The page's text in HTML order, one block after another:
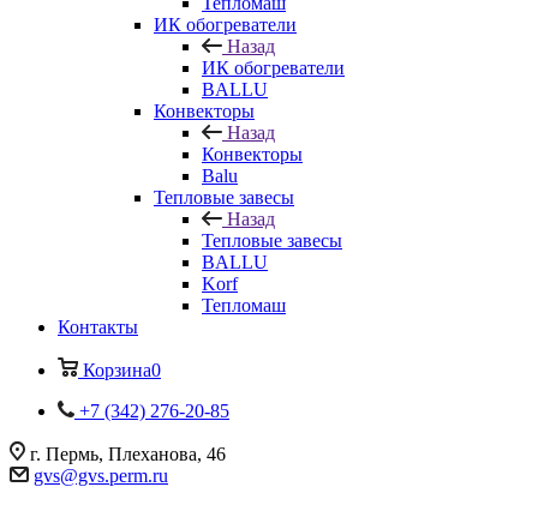
ИК обогреватели
Назад
ИК обогреватели
BALLU
Конвекторы
Назад
Конвекторы
Balu
Тепловые завесы
Назад
Тепловые завесы
BALLU
Korf
Тепломаш
Контакты
Корзина0
+7 (342) 276-20-85
г. Пермь, Плеханова, 46
gvs@gvs.perm.ru